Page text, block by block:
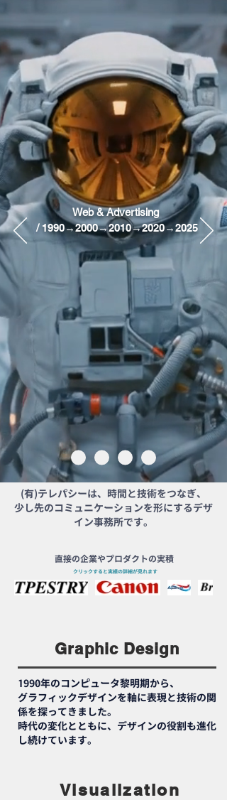
Web & Advertising
/ 1990→2000→2010→2020→2025
(有)テレパシーは、時間と技術をつなぎ、
少し先のコミュニケーションを形にするデザ
イン事務所です。
直接の企業やプロダクトの実積
​クリックすると実績の詳細が見れます
Graphic Design
1990年のコンピュータ黎明期から、
グラフィックデザインを軸に表現と技術の関
係を探ってきました。
時代の変化とともに、デザインの役割も進化
し続けています。
Visualization